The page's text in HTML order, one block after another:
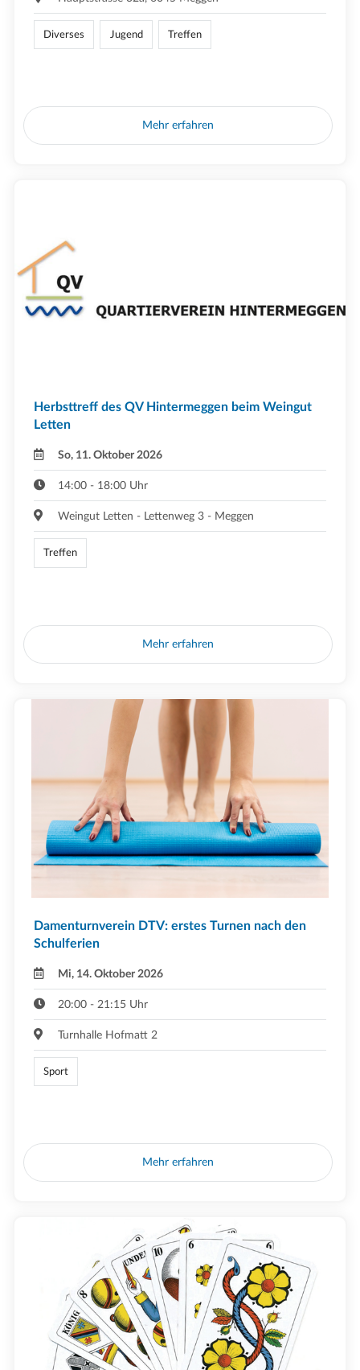
Diverses Jugend Treffen
Mehr erfahren
Herbsttreff des QV Hintermeggen beim Weingut
Letten
So, 11. Oktober 2026
14:00 - 18:00 Uhr
Weingut Letten - Lettenweg 3 - Meggen
Treffen
Mehr erfahren
Damenturnverein DTV: erstes Turnen nach den
Schulferien
Mi, 14. Oktober 2026
20:00 - 21:15 Uhr
Turnhalle Hofmatt 2
Sport
Mehr erfahren